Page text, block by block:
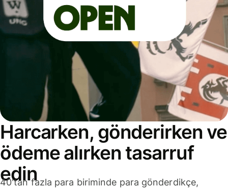
Harcarken, gönderirken ve
ödeme alırken tasarruf
edin
40'tan fazla para biriminde para gönderdikçe,